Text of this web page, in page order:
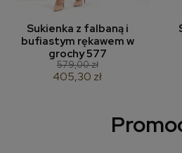
Sukienka z falbaną i
bufiastym rękawem w
grochy 577
579,00 zł
405,30 zł